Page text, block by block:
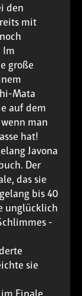
den
mit
Im
große
Mata
auf dem
man
hat!
Javona
Der
das sie
bis 40
unglücklich
-
sie
Finale,